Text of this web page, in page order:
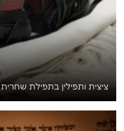
ציצית ותפילין בתפילת שחרית